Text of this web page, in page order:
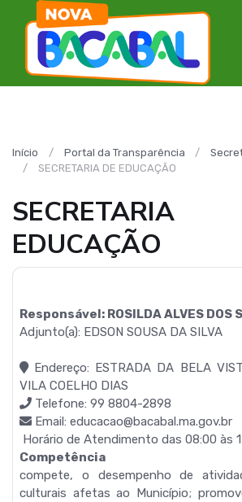
Início Portal da Transparência
SECRETARIA DE EDUCAÇÃO
EDUCAÇÃO
Responsável: ROSILDA ALVES DOS
Adjunto(a): EDSON SOUSA DA SILVA
Endereço: ESTRADA DA BELA
VILA COELHO DIAS
Telefone: 99 8804-2898
Email: educacao@bacabal.ma.gov.br
Horário de Atendimento das 08:00 às
Competência
compete, o desempenho de
culturais afetas ao Município;